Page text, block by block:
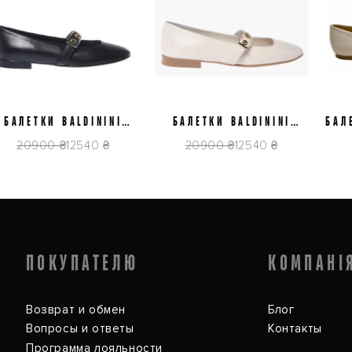
37 38,539 39,540
BALDININI
20900 ₴12540 ₴
37 38
БАЛЕТКИ BALDININI
20900 ₴12540 ₴
ПОКУПАТЕЛЮ
Возврат и обмен
Вопросы и ответы
Программа лояльности
КОМПАНІЯ
Блог
Контакты